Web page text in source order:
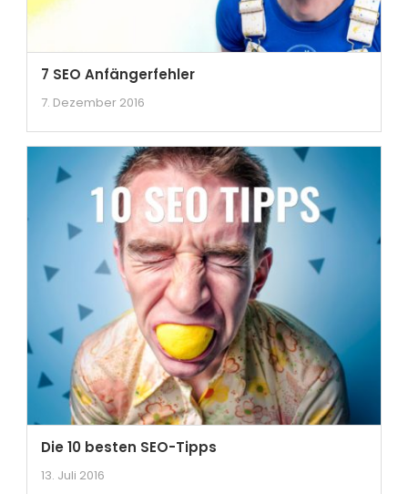
7 SEO Anfängerfehler
7. Dezember 2016
Die 10 besten SEO-Tipps
13. Juli 2016